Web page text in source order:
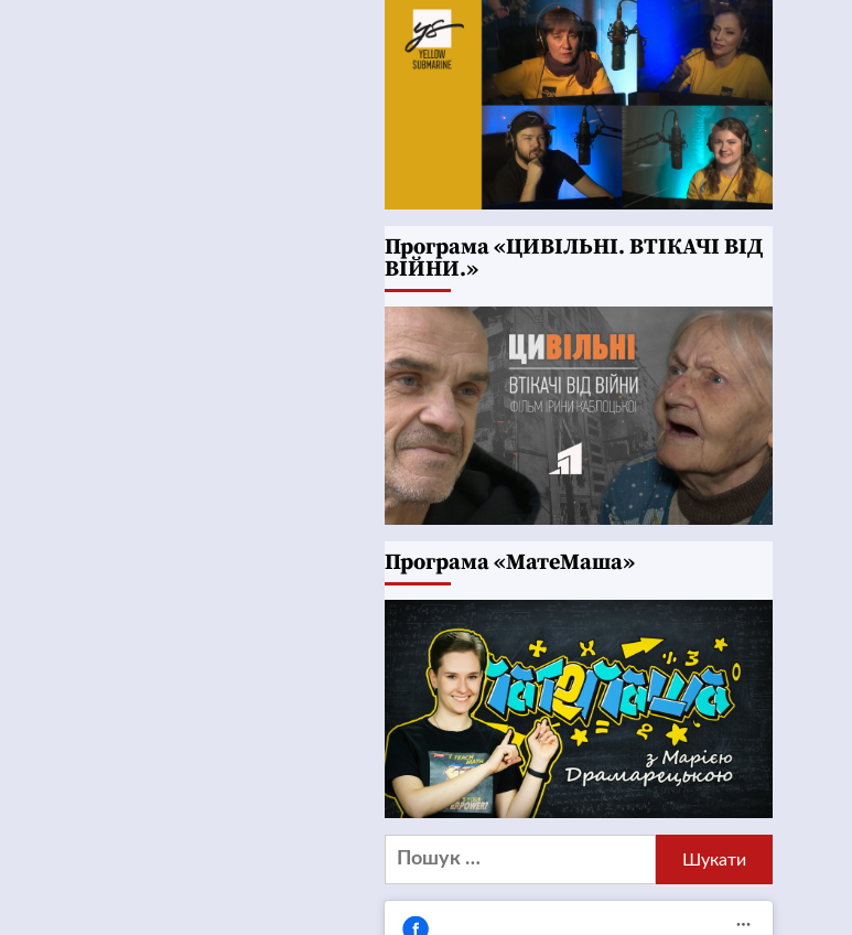
Програма «ЦИВІЛЬНІ. ВТІКАЧІ ВІД
ВІЙНИ.»
Програма «МатеМаша»
Пошук: